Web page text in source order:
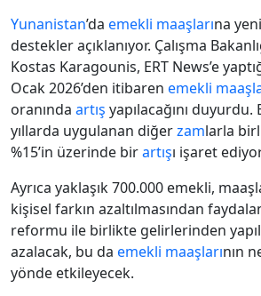
Yunanistan’da emekli maaşlarına yeni
destekler açıklanıyor. Çalışma
Kostas Karagounis, ERT News’e
Ocak 2026’den itibaren emekli
oranında artış yapılacağını duyurdu.
yıllarda uygulanan diğerzamlarla
%15’in üzerinde birartışı işaret
Ayrıca yaklaşık 700.000 emekli,
kişisel farkın azaltılmasından
reformu ile birlikte gelirlerinden
azalacak, bu da emekli maaşlarının
yönde etkileyecek.